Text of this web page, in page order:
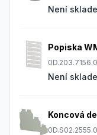
Není
Popiska
0D.203.7156.0
Není
Koncová
0D.S02.2555.0